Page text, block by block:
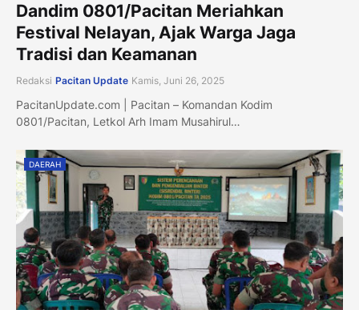
Dandim 0801/Pacitan Meriahkan
Festival Nelayan, Ajak Warga Jaga
Tradisi dan Keamanan
Redaksi Pacitan Update Kamis, Juni 26, 2025
PacitanUpdate.com | Pacitan – Komandan Kodim
0801/Pacitan, Letkol Arh Imam Musahirul…
DAERAH